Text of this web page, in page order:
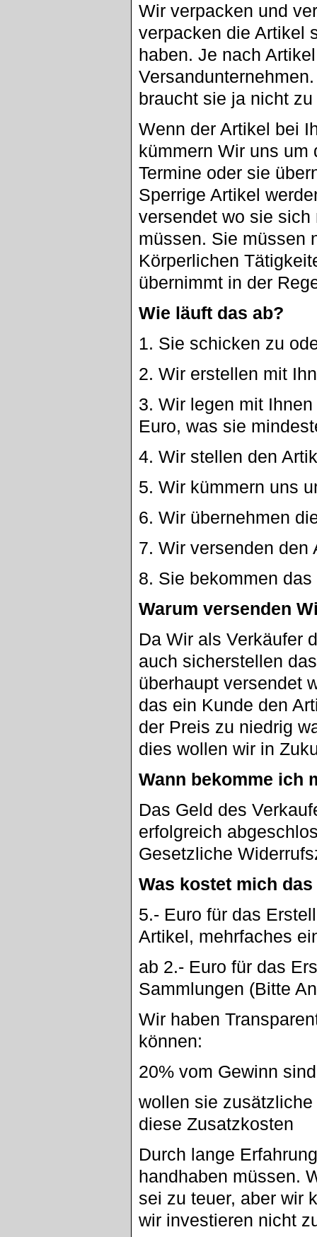
Wir verpacken und
verpacken die Artikel
haben. Je nach
braucht sie ja nicht
Wenn der Artikel bei
kümmern Wir uns um
Termine oder sie
Sperrige Artikel
versendet wo sie
müssen. Sie müssen
Körperlichen
übernimmt in der
Wie läuft das ab?
1. Sie schicken zu
2. Wir erstellen mit
3. Wir legen mit
Euro, was sie
4. Wir stellen den
5. Wir kümmern uns
6. Wir übernehmen
7. Wir versenden den
8. Sie bekommen
Warum versenden
Da Wir als Verkäufer
auch sicherstellen
überhaupt versendet
das ein Kunde den
der Preis zu niedrig
dies wollen wir in
Wann bekomme ich
Das Geld des
erfolgreich
Gesetzliche
Was kostet mich das
5.- Euro für das
Artikel, mehrfaches
ab 2.- Euro für das
Sammlungen (Bitte
Wir haben
können:
20% vom Gewinn
wollen sie
diese Zusatzkosten
Durch lange
handhaben müssen.
sei zu teuer, aber wir
wir investieren nicht